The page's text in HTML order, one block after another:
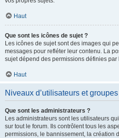
Haut
Que sont les icônes de sujet ?
Les icônes de sujet sont des images qui
messages pour refléter leur contenu. La
sujet dépend des permissions définies par
Haut
Niveaux d’utilisateurs et groupes
Que sont les administrateurs ?
Les administrateurs sont les utilisateurs
sur tout le forum. Ils contrôlent tous les
permissions, le bannissement, la création